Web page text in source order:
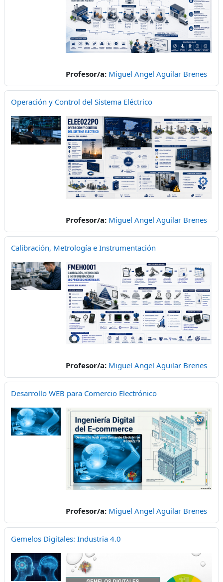
Profesor/a: Miguel Angel Aguilar Brenes
Operación y Control del Sistema Eléctrico
Profesor/a: Miguel Angel Aguilar Brenes
Calibración, Metrología e Instrumentación
Profesor/a: Miguel Angel Aguilar Brenes
Desarrollo WEB para Comercio Electrónico
Profesor/a: Miguel Angel Aguilar Brenes
Gemelos Digitales: Industria 4.0